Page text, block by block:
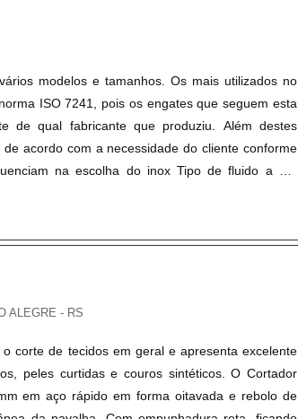
modelos e tamanhos. Os mais utilizados no
ISO 7241, pois os engates que seguem esta
de qual fabricante que produziu. Além destes
acordo com a necessidade do cliente conforme
na escolha do inox Tipo de fluido a ser
ALEGRE - RS
corte de tecidos em geral e apresenta excelente
peles curtidas e couros sintéticos. O Cortador
em aço rápido em forma oitavada e rebolo de